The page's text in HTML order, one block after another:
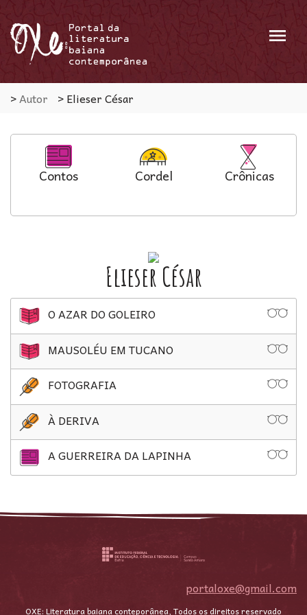
Menu
>Autor >Elieser César
Contos Cordel Crônicas
Elieser César
O AZAR DO GOLEIRO
MAUSOLÉU EM TUCANO
FOTOGRAFIA
À DERIVA
A GUERREIRA DA LAPINHA
portaloxe@gmail.com
OXE: Literatura baiana conteporânea, Todos os direitos reservado